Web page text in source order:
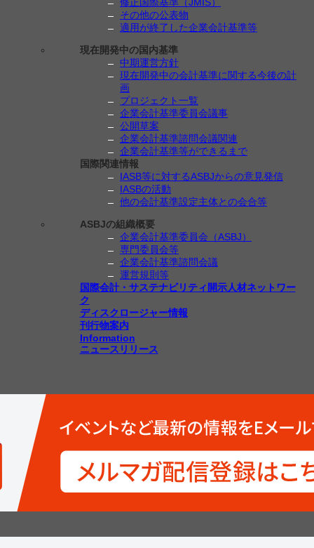
その他の公表物
適用が終了した企業会計基準等
現在開発中の国内基準
中期運営方針
現在開発中の会計基準に関する今後の計
画
プロジェクト一覧
企業会計基準委員会議事
公開草案
企業会計基準諮問会議関連
企業会計基準等ができるまで
国際関連情報
IASB等に対するASBJからの意見発信
IASBの活動
他の会計基準設定主体との会合等
ASBJの組織概要
企業会計基準委員会（ASBJ）
専門委員会等
企業会計基準諮問会議
運営規則等
国際会計・サステナビリティ開示人材ネットワー
ク
ディスクロージャー情報
刊行物案内
Information
ニュースリリース